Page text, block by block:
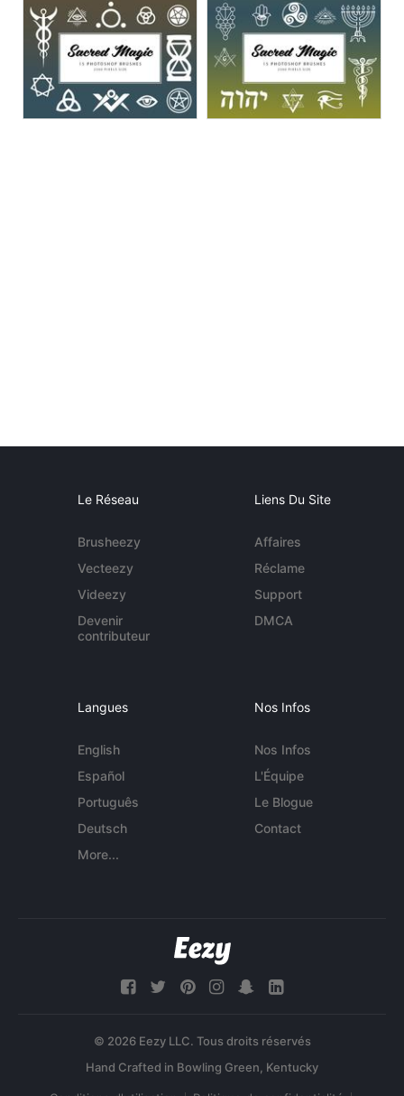
Le Réseau
Brusheezy
Vecteezy
Videezy
Devenir
contributeur
Liens Du Site
Affaires
Réclame
Support
DMCA
Langues
English
Español
Português
Deutsch
More...
Nos Infos
Nos Infos
L'Équipe
Le Blogue
Contact
© 2026 Eezy LLC. Tous droits réservés